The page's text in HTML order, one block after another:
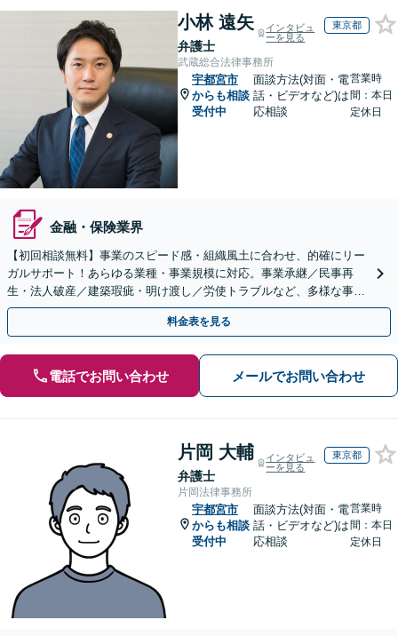
小林 遠矢
弁護士
インタビュ
ーを見る
東京都
武蔵総合法律事務所
宇都宮市
からも相談
受付中
面談方法(対面・電
話・ビデオなど)は
応相談
営業時
間：本日
定休日
金融・保険業界
【初回相談無料】事業のスピード感・組織風土に合わせ、的確にリー
ガルサポート！あらゆる業種・事業規模に対応。事業承継／民事再
生・法人破産／建築瑕疵・明け渡し／労使トラブルなど、多様な事案
に精通。顧問契約の実績多数【市ケ谷駅2分】【電話相談可】
料金表を見る
電話でお問い合わせ メールでお問い合わせ
片岡 大輔
弁護士
インタビュ
ーを見る
東京都
片岡法律事務所
宇都宮市
からも相談
受付中
面談方法(対面・電
話・ビデオなど)は
応相談
営業時
間：本日
定休日